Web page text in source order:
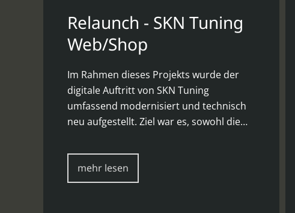
Relaunch - SKN Tuning
Web/Shop
Im Rahmen dieses Projekts wurde der
digitale Auftritt von SKN Tuning
umfassend modernisiert und technisch
neu aufgestellt. Ziel war es, sowohl die…
mehr lesen